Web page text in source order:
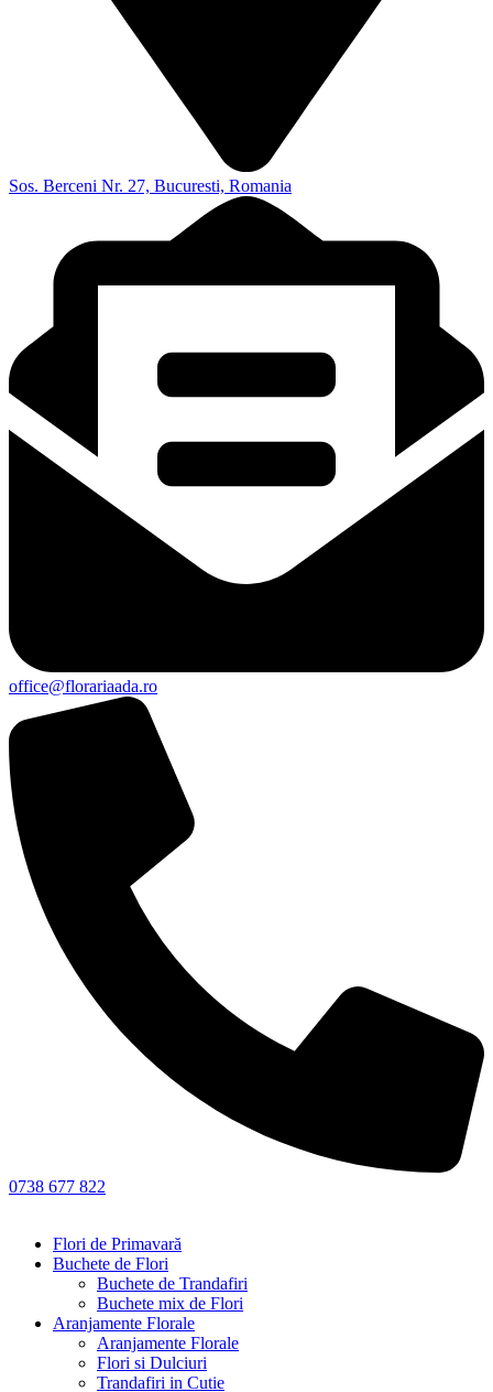
Sos. Berceni Nr. 27, Bucuresti, Romania
office@florariaada.ro
0738 677 822
Flori de Primavară
Buchete de Flori
Buchete de Trandafiri
Buchete mix de Flori
Aranjamente Florale
Aranjamente Florale
Flori si Dulciuri
Trandafiri in Cutie